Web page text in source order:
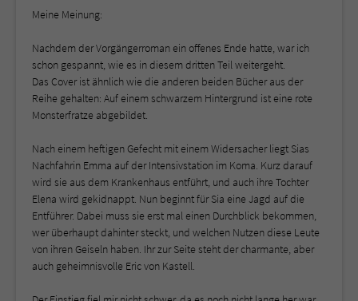
Meine Meinung:
Nachdem der Vorgängerroman ein offenes Ende hatte, war ich
schon gespannt, wie es in diesem dritten Teil weitergeht.
Das Cover ist ähnlich wie die anderen beiden Bücher aus der
Reihe gehalten: Auf einem schwarzem Hintergrund ist eine rote
Monsterfratze abgebildet.
Nach einem heftigen Gefecht mit einem Widersacher liegt Sias
Nachfahrin Emma auf der Intensivstation im Koma. Kurz darauf
wird sie aus dem Krankenhaus entführt, und auch ihre Tochter
Elena wird gekidnappt. Nun beginnt für Sia eine Jagd auf die
Entführer. Dabei muss sie erst mal einen Durchblick bekommen,
wer überhaupt dahinter steckt, und welchen Nutzen diese Leute
von ihren Geiseln haben. Ihr zur Seite steht der charmante, aber
auch geheimnisvolle Eric von Kastell.